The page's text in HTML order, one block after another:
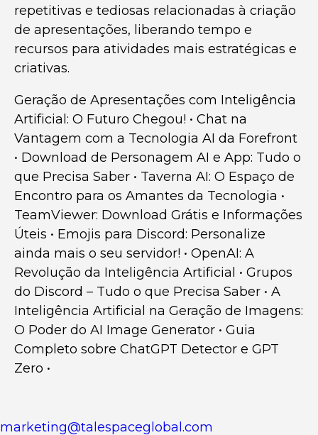
repetitivas e tediosas relacionadas à criação
de apresentações, liberando tempo e
recursos para atividades mais estratégicas e
criativas.
Geração de Apresentações com Inteligência
Artificial: O Futuro Chegou! • Chat na
Vantagem com a Tecnologia AI da Forefront
• Download de Personagem AI e App: Tudo o
que Precisa Saber • Taverna AI: O Espaço de
Encontro para os Amantes da Tecnologia •
TeamViewer: Download Grátis e Informações
Úteis • Emojis para Discord: Personalize
ainda mais o seu servidor! • OpenAI: A
Revolução da Inteligência Artificial • Grupos
do Discord – Tudo o que Precisa Saber • A
Inteligência Artificial na Geração de Imagens:
O Poder do AI Image Generator • Guia
Completo sobre ChatGPT Detector e GPT
Zero •
marketing@talespaceglobal.com